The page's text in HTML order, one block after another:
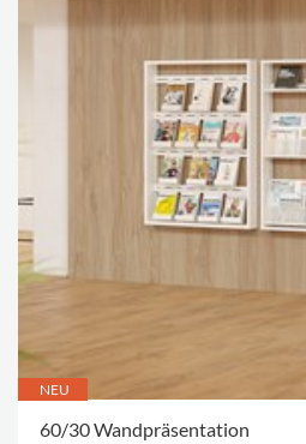
NEU
60/30 Wandpräsentation